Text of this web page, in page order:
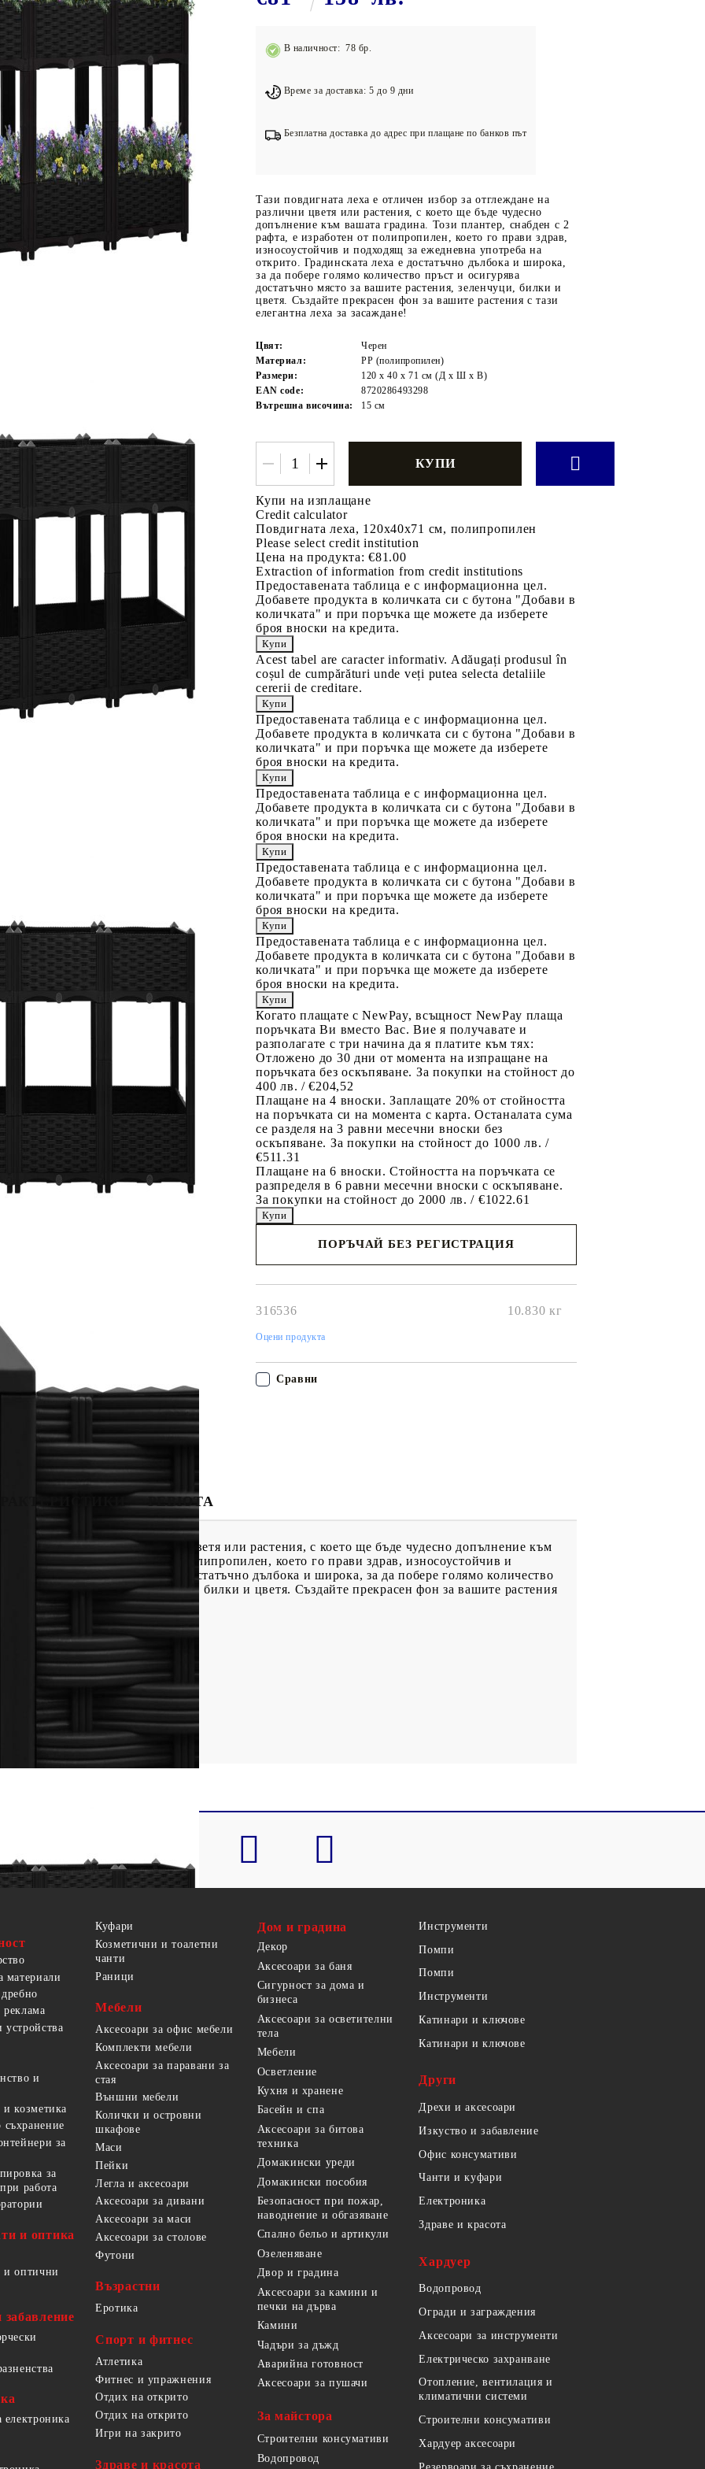
Подложки за фитнес уреди
Лостове за набиране
Силови кули
Tweet
В наличност: 78 бр.
Време за доставка: 5 до 9 дни
Безплатна доставка до адрес при плащане по банков път
Тази повдигната леха е отличен избор за отглеждане на
различни цветя или растения, с което ще бъде чудесно
допълнение към вашата градина. Този плантер, снабден с 2
рафта, е изработен от полипропилен, което го прави здрав,
износоустойчив и подходящ за ежедневна употреба на
открито. Градинската леха е достатъчно дълбока и широка,
за да побере голямо количество пръст и осигурява
достатъчно място за вашите растения, зеленчуци, билки и
цветя. Създайте прекрасен фон за вашите растения с тази
елегантна леха за засаждане!
Цвят:
Черен
Материал:
PP (полипропилен)
Размери:
120 x 40 х 71 см (Д х Ш х В)
EAN code:
8720286493298
Вътрешна височина:
15 см
Купи на изплащане
Credit calculator
Повдигната леха, 120x40x71 см, полипропилен
Please select credit institution
Цена на продукта: €81.00
Extraction of information from credit institutions
Предоставената таблица е с информационна цел.
Добавете продукта в количката си с бутона "Добави в
количката" и при поръчка ще можете да изберете
броя вноски на кредита.
Acest tabel are caracter informativ. Adăugați produsul în
coșul de cumpărături unde veți putea selecta detaliile
cererii de creditare.
Предоставената таблица е с информационна цел.
Добавете продукта в количката си с бутона "Добави в
количката" и при поръчка ще можете да изберете
броя вноски на кредита.
Предоставената таблица е с информационна цел.
Добавете продукта в количката си с бутона "Добави в
количката" и при поръчка ще можете да изберете
броя вноски на кредита.
Предоставената таблица е с информационна цел.
Добавете продукта в количката си с бутона "Добави в
количката" и при поръчка ще можете да изберете
броя вноски на кредита.
Предоставената таблица е с информационна цел.
Добавете продукта в количката си с бутона "Добави в
количката" и при поръчка ще можете да изберете
броя вноски на кредита.
Когато плащате с NewPay, всъщност NewPay плаща
поръчката Ви вместо Вас. Вие я получавате и
разполагате с три начина да я платите към тях:
Отложено до 30 дни от момента на изпращане на
поръчката без оскъпяване. За покупки на стойност до
400 лв. / €204,52
Плащане на 4 вноски. Заплащате 20% от стойността
на поръчката си на момента с карта. Останалата сума
се разделя на 3 равни месечни вноски без
оскъпяване. За покупки на стойност до 1000 лв. /
€511.31
Плащане на 6 вноски. Стойността на поръчката се
разпределя в 6 равни месечни вноски с оскъпяване.
За покупки на стойност до 2000 лв. / €1022.61
ПОРЪЧАЙ БЕЗ РЕГИСТРАЦИЯ
316536 10.830 кг
Оцени продукта
Сравни
РЕВЮТА
за отглеждане на различни цветя или растения, с което ще бъде чудесно допълнение към
с 2 рафта, е изработен от полипропилен, което го прави здрав, износоустойчив и
открито. Градинската леха е достатъчно дълбока и широка, за да побере голямо количество
за вашите растения, зеленчуци, билки и цветя. Създайте прекрасен фон за вашите растения
Ш х В)
материали
и
козметика
за
за
работа
и оптика
и оптични
забавление
електроника
Куфари
Козметични и тоалетни
чанти
Раници
Мебели
Аксесоари за офис мебели
Комплекти мебели
Аксесоари за паравани за
стая
Външни мебели
Колички и островни
шкафове
Маси
Пейки
Легла и аксесоари
Аксесоари за дивани
Аксесоари за маси
Аксесоари за столове
Футони
Възрастни
Еротика
Спорт и фитнес
Атлетика
Фитнес и упражнения
Отдих на открито
Отдих на открито
Игри на закрито
Здраве и красота
Дом и градина
Декор
Аксесоари за баня
Сигурност за дома и
бизнеса
Аксесоари за осветителни
тела
Мебели
Осветление
Кухня и хранене
Басейн и спа
Аксесоари за битова
техника
Домакински уреди
Домакински пособия
Безопасност при пожар,
наводнение и обгазяване
Спално бельо и артикули
Озеленяване
Двор и градина
Аксесоари за камини и
печки на дърва
Камини
Чадъри за дъжд
Аварийна готовност
Аксесоари за пушачи
За майстора
Строителни консумативи
Водопровод
Инструменти
Помпи
Помпи
Инструменти
Катинари и ключове
Катинари и ключове
Други
Дрехи и аксесоари
Изкуство и забавление
Офис консумативи
Чанти и куфари
Електроника
Здраве и красота
Хардуер
Водопровод
Огради и заграждения
Аксесоари за инструменти
Електрическо захранване
Отопление, вентилация и
климатични системи
Строителни консумативи
Хардуер аксесоари